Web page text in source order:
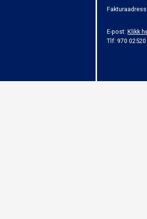
E-post:Klikk
Tlf: 970 02520